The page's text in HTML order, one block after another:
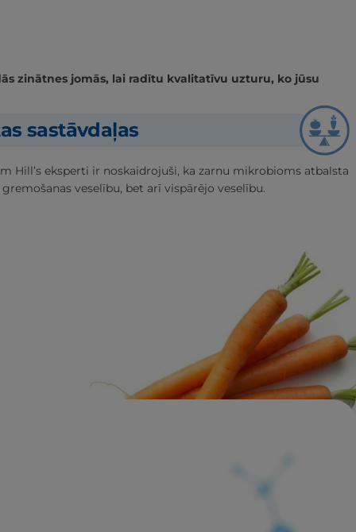
zinātnes jomās, lai radītu kvalitatīvu uzturu, ko jūsu
sastāvdaļas
Hill’s eksperti ir noskaidrojuši, ka zarnu mikrobioms atbalsta
veselību, bet arī vispārējo veselību.